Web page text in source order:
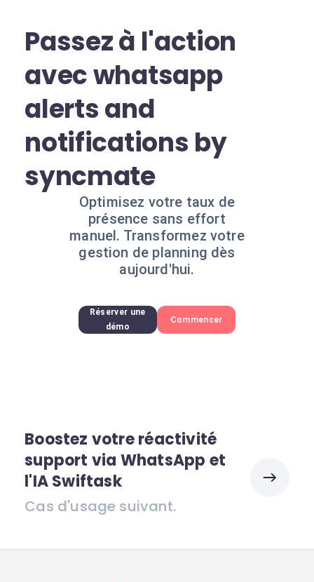
Passez à l'action
avec whatsapp
alerts and
notifications by
syncmate
Optimisez votre taux de
présence sans effort
manuel. Transformez votre
gestion de planning dès
aujourd'hui.
Réserver une
démo
Commencer
Boostez votre réactivité
support via WhatsApp et
l'IA Swiftask
Cas d'usage suivant.